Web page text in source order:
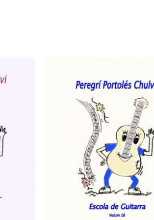
hi ha productes a la cistella.
Go to shop